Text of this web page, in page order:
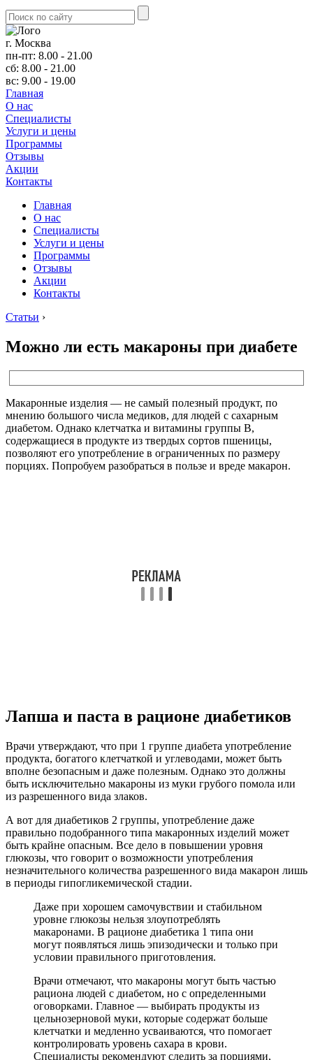
г. Москва
пн-пт: 8.00 - 21.00
сб: 8.00 - 21.00
вс: 9.00 - 19.00
Главная
О нас
Cпециалисты
Услуги и цены
Программы
Отзывы
Акции
Контакты
Главная
О нас
Cпециалисты
Услуги и цены
Программы
Отзывы
Акции
Контакты
Статьи ›
Можно ли есть макароны при диабете
Макаронные изделия — не самый полезный продукт, по
мнению большого числа медиков, для людей с сахарным
диабетом. Однако клетчатка и витамины группы В,
содержащиеся в продукте из твердых сортов пшеницы,
позволяют его употребление в ограниченных по размеру
порциях. Попробуем разобраться в пользе и вреде макарон.
Лапша и паста в рационе диабетиков
Врачи утверждают, что при 1 группе диабета употребление
продукта, богатого клетчаткой и углеводами, может быть
вполне безопасным и даже полезным. Однако это должны
быть исключительно макароны из муки грубого помола или
из разрешенного вида злаков.
А вот для диабетиков 2 группы, употребление даже
правильно подобранного типа макаронных изделий может
быть крайне опасным. Все дело в повышении уровня
глюкозы, что говорит о возможности употребления
незначительного количества разрешенного вида макарон лишь
в периоды гипогликемической стадии.
Даже при хорошем самочувствии и стабильном
уровне глюкозы нельзя злоупотреблять
макаронами. В рационе диабетика 1 типа они
могут появляться лишь эпизодически и только при
условии правильного приготовления.
Врачи отмечают, что макароны могут быть частью
рациона людей с диабетом, но с определенными
оговорками. Главное — выбирать продукты из
цельнозерновой муки, которые содержат больше
клетчатки и медленно усваиваются, что помогает
контролировать уровень сахара в крови.
Специалисты рекомендуют следить за порциями,